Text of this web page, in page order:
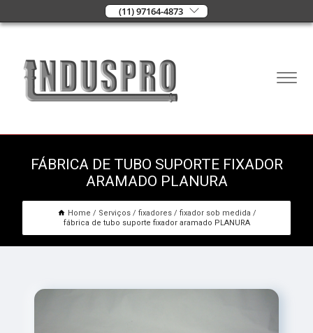
(11) 97164-4873
FÁBRICA DE TUBO SUPORTE FIXADOR
ARAMADO PLANURA
Home Serviços fixadores
fixador sob medida
fábrica de tubo suporte fixador aramado PLANURA